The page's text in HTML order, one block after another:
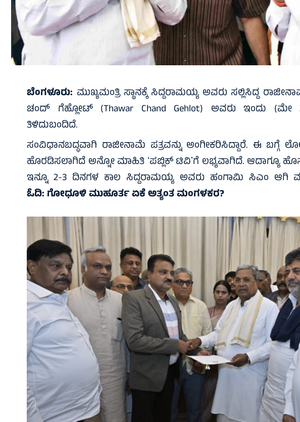
ಬೆಂಗಳೂರು: ಮುಖ್ಯಮಂತ್ರಿ ಸ್ಥಾನಕ್ಕೆ ಸಿದ್ದರಾಮಯ್ಯ ಅವರು ಸಲ್ಲಿಸಿದ್ದ
ಚಂದ್‌ ಗೆಹ್ಲೋಟ್‌ (Thawar Chand Gehlot) ಅವರು ಇಂದು (ಮೇ
ತಿಳಿದುಬಂದಿದೆ.
ಸಂವಿಧಾನಬದ್ಧವಾಗಿ ರಾಜೀನಾಮೆ ಪತ್ರವನ್ನು ಅಂಗೀಕರಿಸಿದ್ದಾರೆ. ಈ ಬಗ್ಗೆ
ಹೊರಡಿಸಲಾಗಿದೆ ಅನ್ನೋ ಮಾಹಿತಿ ʻಪಬ್ಲಿಕ್‌ ಟಿವಿʼಗೆ ಲಭ್ಯವಾಗಿದೆ. ಆದಾಗ್ಯೂ
ಇನ್ನೂ 2-3 ದಿನಗಳ ಕಾಲ ಸಿದ್ದರಾಮಯ್ಯ ಅವರು ಹಂಗಾಮಿ ಸಿಎಂ ಆಗಿ
ಓದಿ:ಗೋಧೂಳಿ ಮುಹೂರ್ತ ಏಕೆ ಅತ್ಯಂತ ಮಂಗಳಕರ?